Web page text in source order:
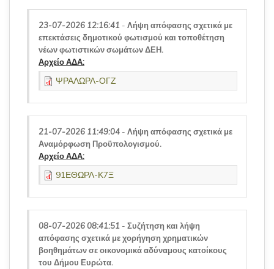
23-07-2026 12:16:41 - Λήψη απόφασης σχετικά με
επεκτάσεις δημοτικού φωτισμού και τοποθέτηση
νέων φωτιστικών σωμάτων ΔΕΗ.
Αρχείο ΑΔΑ:
ΨΡΑΛΩΡΛ-ΟΓΖ
21-07-2026 11:49:04 - Λήψη απόφασης σχετικά με
Αναμόρφωση Προϋπολογισμού.
Αρχείο ΑΔΑ:
91ΕΘΩΡΛ-Κ7Ξ
08-07-2026 08:41:51 - Συζήτηση και λήψη
απόφασης σχετικά με χορήγηση χρηματικών
βοηθημάτων σε οικονομικά αδύναμους κατοίκους
του Δήμου Ευρώτα.